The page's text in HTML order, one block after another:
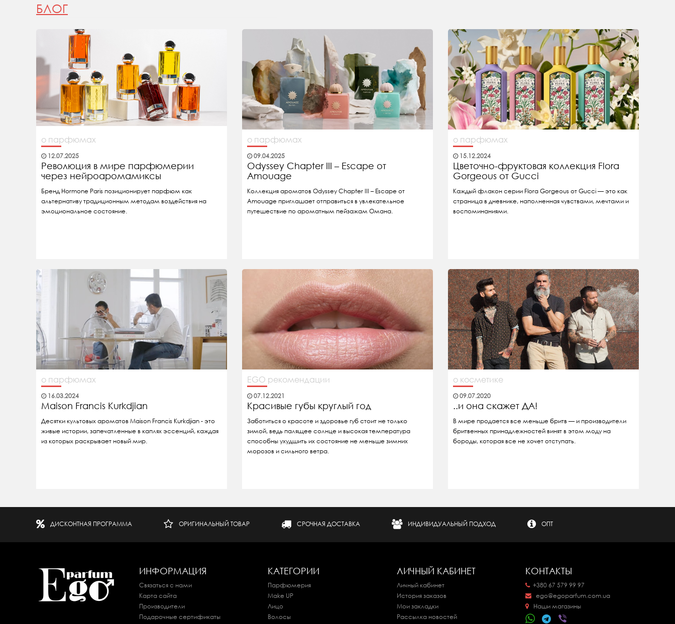
БЛОГ
о парфюмах
12.07.2025
Революция в мире парфюмерии
через нейроаромамиксы
Бренд Hormone Paris позиционирует парфюм как
альтернативу традиционным методам воздействия на
эмоциональное состояние.
о парфюмах
09.04.2025
Odyssey Chapter III – Escape от
Amouage
Коллекция ароматов Odyssey Chapter III – Escape от
Amouage приглашает отправиться в увлекательное
путешествие по ароматным пейзажам Омана.
о парфюмах
15.12.2024
Цветочно-фруктовая коллекция Flora
Gorgeous от Gucci
Каждый флакон серии Flora Gorgeous от Gucci — это как
страница в дневнике, наполненная чувствами, мечтами и
воспоминаниями.
о парфюмах
16.03.2024
Maison Francis Kurkdjian
Десятки культовых ароматов Maison Francis Kurkdjian - это
живые истории, запечатленные в каплях эссенций, каждая
из которых раскрывает новый мир.
EGO рекомендации
07.12.2021
Красивые губы круглый год
Заботиться о красоте и здоровье губ стоит не только
зимой, ведь палящее солнце и высокая температура
способны ухудшить их состояние не меньше зимних
морозов и сильного ветра.
о косметике
09.07.2020
..и она скажет ДА!
В мире продается все меньше бритв — и производители
бритвенных принадлежностей винят в этом моду на
бороды, которая все не хочет отступать.
ДИСКОНТНАЯ ПРОГРАММА ОРИГИНАЛЬНЫЙ ТОВАР СРОЧНАЯ ДОСТАВКА ИНДИВИДУАЛЬНЫЙ ПОДХОД ОПТ
ИНФОРМАЦИЯ
Связаться с нами
Карта сайта
Производители
Подарочные сертификаты
КАТЕГОРИИ
Парфюмерия
Make UP
Лицо
Волосы
ЛИЧНЫЙ КАБИНЕТ
Личный кабинет
История заказов
Мои закладки
Рассылка новостей
КОНТАКТЫ
+380 67 579 99 97
ego@egoparfum.com.ua
Наши магазины